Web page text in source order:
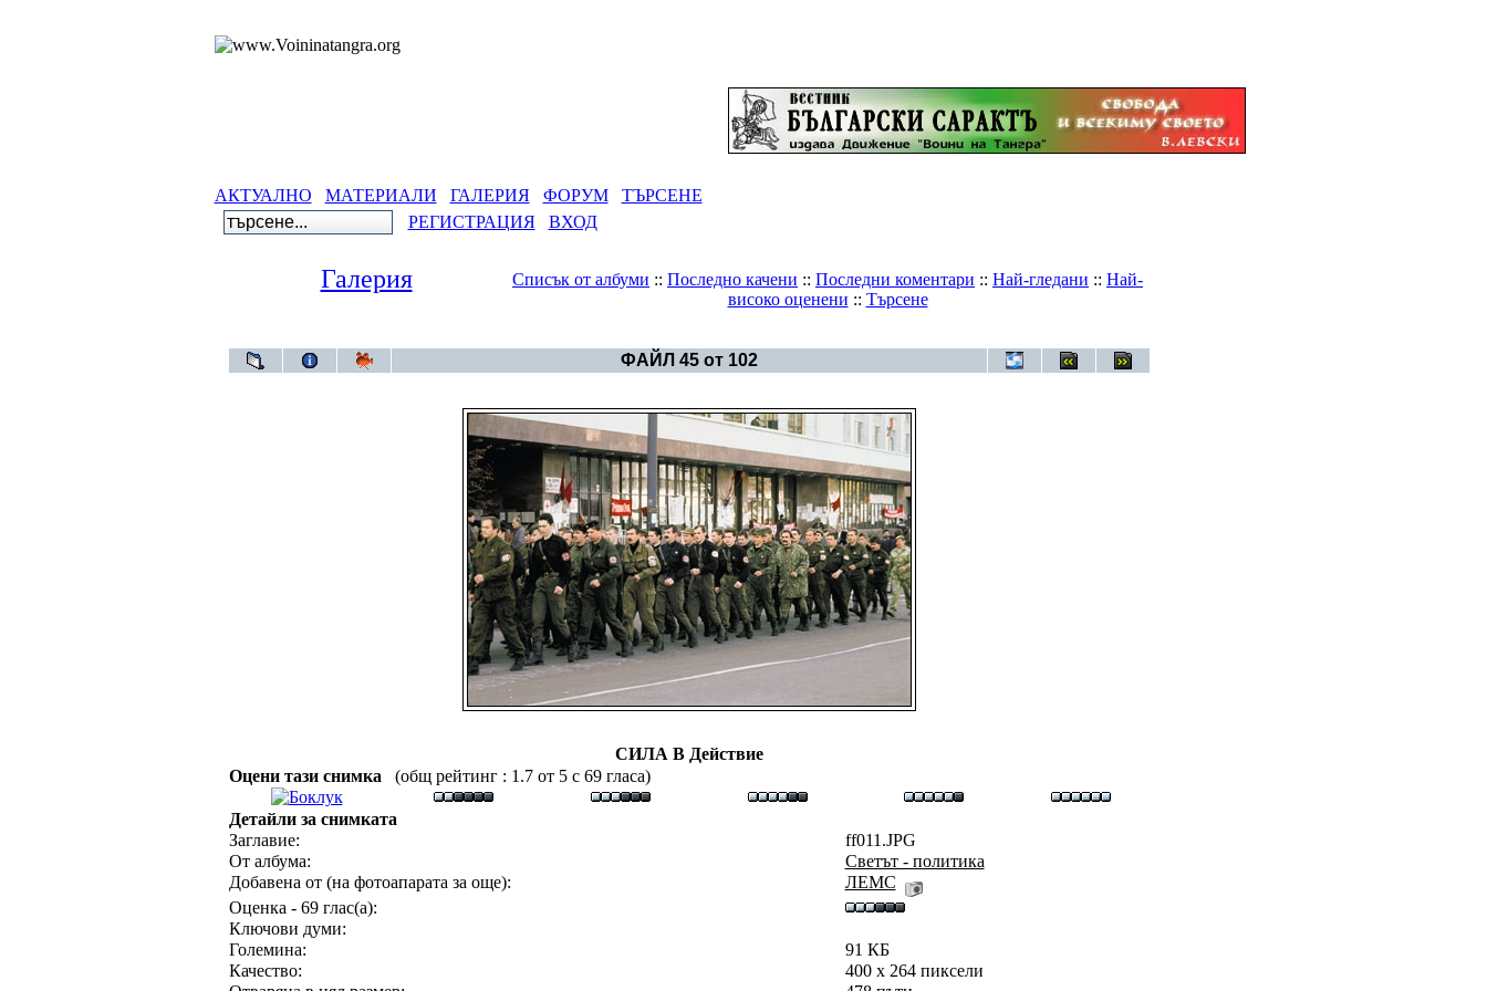
АКТУАЛНО МАТЕРИАЛИ ГАЛЕРИЯ ФОРУМ
ТЪРСЕНЕ
РЕГИСТРАЦИЯ
ВХОД
Галерия Списък от албуми :: Последно качени :: Последни коментари :: Най-гледани :: Най-
високо оценени :: Търсене
ФАЙЛ 45 от 102
СИЛА В Действие
Оцени тази снимка
(общ рейтинг : 1.7 от 5 с 69 гласа)
Детайли за снимката
Заглавие:
ff011.JPG
От албума:
Светът - политика
Добавена от (на фотоапарата за още):
ЛЕМС
Оценка - 69 глас(а):
Ключови думи:
Големина:
91 КБ
Качество:
400 x 264 пиксели